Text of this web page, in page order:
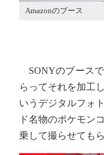
Amazonのブース
SONYのブース
らってそれを加工
いうデジタルフォ
ド名物のポケモン
乗して撮らせても